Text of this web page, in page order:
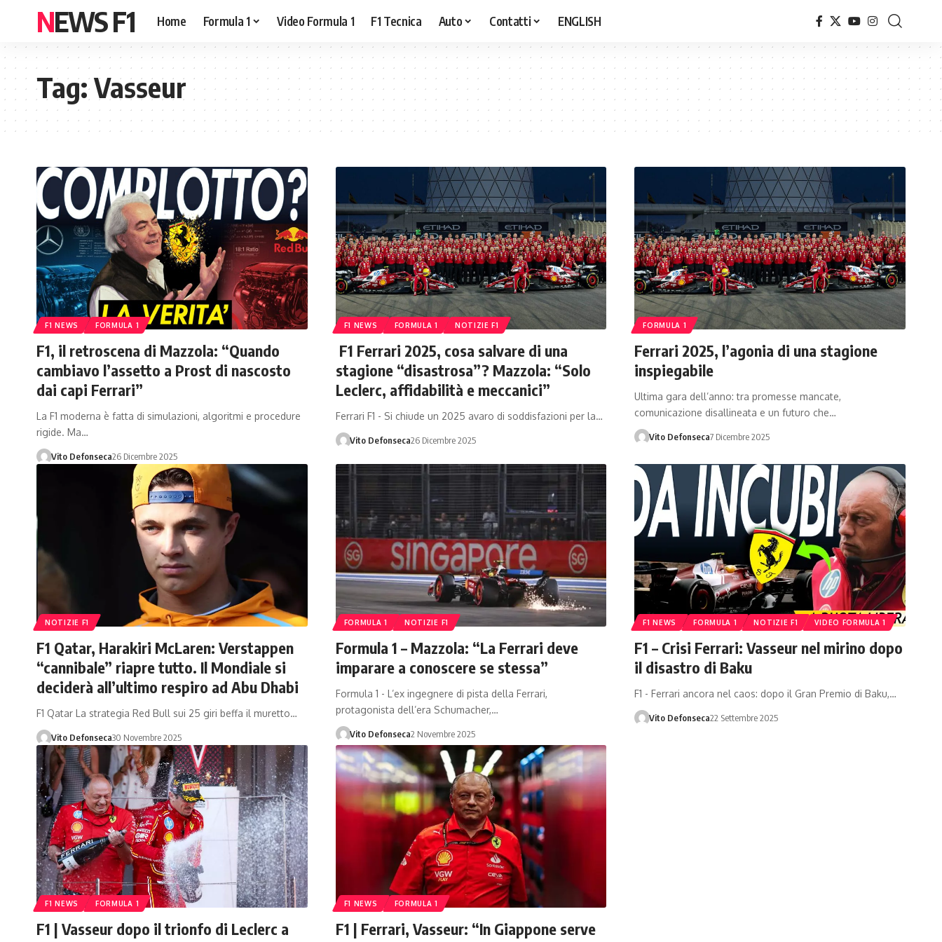
NEWS F1 Home Formula 1 Video Formula 1 F1 Tecnica Auto Contatti ENGLISH
Tag:Vasseur
F1 NEWS FORMULA 1
F1, il retroscena di Mazzola: “Quando
cambiavo l’assetto a Prost di nascosto
dai capi Ferrari”
La F1 moderna è fatta di simulazioni, algoritmi e procedure
rigide. Ma…
Vito Defonseca26 Dicembre 2025
F1 NEWS FORMULA 1 NOTIZIE F1
F1 Ferrari 2025, cosa salvare di una
stagione “disastrosa”? Mazzola: “Solo
Leclerc, affidabilità e meccanici”
Ferrari F1 - Si chiude un 2025 avaro di soddisfazioni per la…
Vito Defonseca26 Dicembre 2025
FORMULA 1
Ferrari 2025, l’agonia di una stagione
inspiegabile
Ultima gara dell’anno: tra promesse mancate,
comunicazione disallineata e un futuro che…
Vito Defonseca7 Dicembre 2025
NOTIZIE F1
F1 Qatar, Harakiri McLaren: Verstappen
“cannibale” riapre tutto. Il Mondiale si
deciderà all’ultimo respiro ad Abu Dhabi
F1 Qatar La strategia Red Bull sui 25 giri beffa il muretto…
Vito Defonseca30 Novembre 2025
FORMULA 1 NOTIZIE F1
Formula 1 – Mazzola: “La Ferrari deve
imparare a conoscere se stessa”
Formula 1 - L’ex ingegnere di pista della Ferrari,
protagonista dell’era Schumacher,…
Vito Defonseca2 Novembre 2025
F1 NEWS FORMULA 1 NOTIZIE F1 VIDEO FORMULA 1
F1 – Crisi Ferrari: Vasseur nel mirino dopo
il disastro di Baku
F1 - Ferrari ancora nel caos: dopo il Gran Premio di Baku,…
Vito Defonseca22 Settembre 2025
F1 NEWS FORMULA 1
F1 | Vasseur dopo il trionfo di Leclerc a
F1 NEWS FORMULA 1
F1 | Ferrari, Vasseur: “In Giappone serve